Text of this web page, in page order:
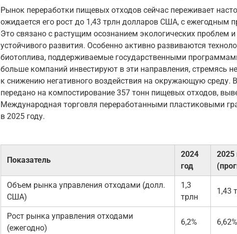
Рынок переработки пищевых отходов сейчас переживает
ожидается его рост до 1,43 трлн долларов США, с ежегодным
Это связано с растущим осознанием экологических проблем
устойчивого развития. Особенно активно развиваются
биотоплива, поддерживаемые государственными
больше компаний инвестируют в эти направления, стремясь
к снижению негативного воздействия на окружающую среду.
передано на компостирование 357 тонн пищевых отходов,
Международная торговля переработанными пластиковыми
в 2025 году.
Показатель
2024
год
2025
Объем рынка управления отходами (долл.
США)
1,3
трлн
1,43
Рост рынка управления отходами
(ежегодно)
6,2% 6,62%